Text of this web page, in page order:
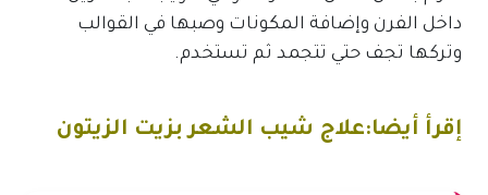
داخل الفرن وإضافة المكونات وصبها في القوالب
وتركها تجف حتي تتجمد ثم تستخدم.
إقرأ أيضا:علاج شيب الشعر بزيت الزيتون